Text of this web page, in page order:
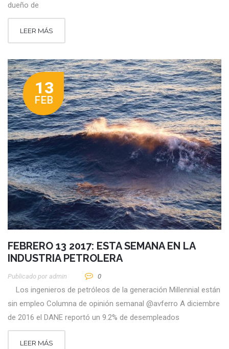
dueño de
LEER MÁS
13
FEB
FEBRERO 13 2017: ESTA SEMANA EN LA
INDUSTRIA PETROLERA
Publicado por Admin 0
Los ingenieros de petróleos de la generación Millennial están
sin empleo Columna de opinión semanal @avferro A diciembre
de 2016 el DANE reportó un 9.2% de desempleados
LEER MÁS